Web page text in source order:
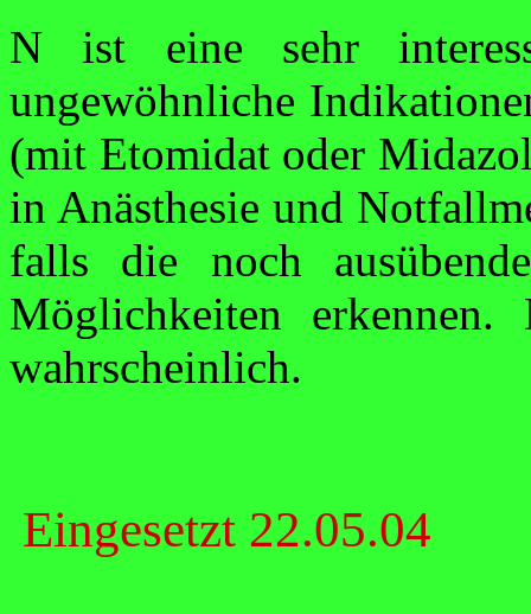
N ist eine sehr
ungewöhnliche
(mit Etomidatoder
in Anästhesie und
falls die noch
Möglichkeiten
wahrscheinlich.
Eingesetzt 22.05.04